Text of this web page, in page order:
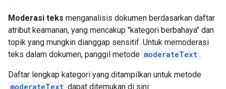
Moderasi teks menganalisis dokumen berdasarkan daftar
atribut keamanan, yang mencakup "kategori berbahaya" dan
topik yang mungkin dianggap sensitif. Untuk memoderasi
teks dalam dokumen, panggil metode moderateText .
Daftar lengkap kategori yang ditampilkan untuk metode
moderateText dapat ditemukan di sini: